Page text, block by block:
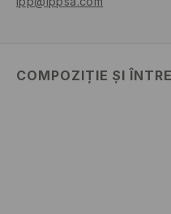
COMPOZIȚIE ȘI